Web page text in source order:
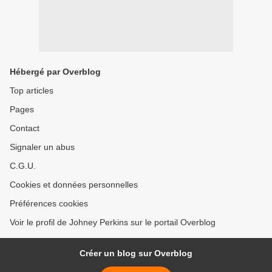
Hébergé par Overblog
Top articles
Pages
Contact
Signaler un abus
C.G.U.
Cookies et données personnelles
Préférences cookies
Voir le profil de Johney Perkins sur le portail Overblog
Créer un blog sur Overblog